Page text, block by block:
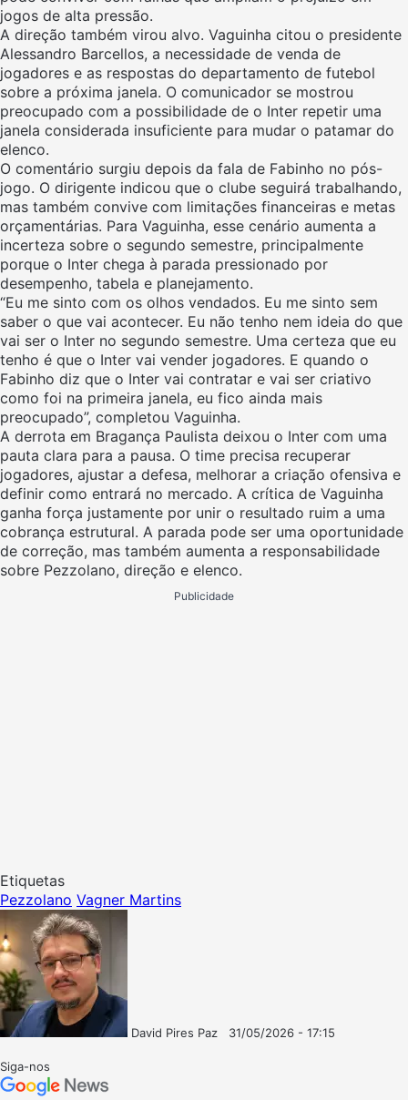
jogos de alta pressão.
A direção também virou alvo. Vaguinha citou o presidente
Alessandro Barcellos, a necessidade de venda de
jogadores e as respostas do departamento de futebol
sobre a próxima janela. O comunicador se mostrou
preocupado com a possibilidade de o Inter repetir uma
janela considerada insuficiente para mudar o patamar do
elenco.
O comentário surgiu depois da fala de Fabinho no pós-
jogo. O dirigente indicou que o clube seguirá trabalhando,
mas também convive com limitações financeiras e metas
orçamentárias. Para Vaguinha, esse cenário aumenta a
incerteza sobre o segundo semestre, principalmente
porque o Inter chega à parada pressionado por
desempenho, tabela e planejamento.
“Eu me sinto com os olhos vendados. Eu me sinto sem
saber o que vai acontecer. Eu não tenho nem ideia do que
vai ser o Inter no segundo semestre. Uma certeza que eu
tenho é que o Inter vai vender jogadores. E quando o
Fabinho diz que o Inter vai contratar e vai ser criativo
como foi na primeira janela, eu fico ainda mais
preocupado”, completou Vaguinha.
A derrota em Bragança Paulista deixou o Inter com uma
pauta clara para a pausa. O time precisa recuperar
jogadores, ajustar a defesa, melhorar a criação ofensiva e
definir como entrará no mercado. A crítica de Vaguinha
ganha força justamente por unir o resultado ruim a uma
cobrança estrutural. A parada pode ser uma oportunidade
de correção, mas também aumenta a responsabilidade
sobre Pezzolano, direção e elenco.
Publicidade
Etiquetas
Pezzolano Vagner Martins
David Pires Paz
31/05/2026 - 17:15
Siga-nos